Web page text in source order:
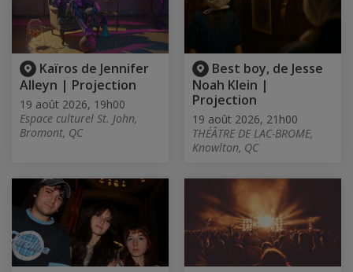
Kaïros de Jennifer
Alleyn | Projection
19 août 2026, 19h00
Espace culturel St. John,
Bromont, QC
Best boy, de Jesse
Noah Klein |
Projection
19 août 2026, 21h00
THÉÂTRE DE LAC-BROME,
Knowlton, QC